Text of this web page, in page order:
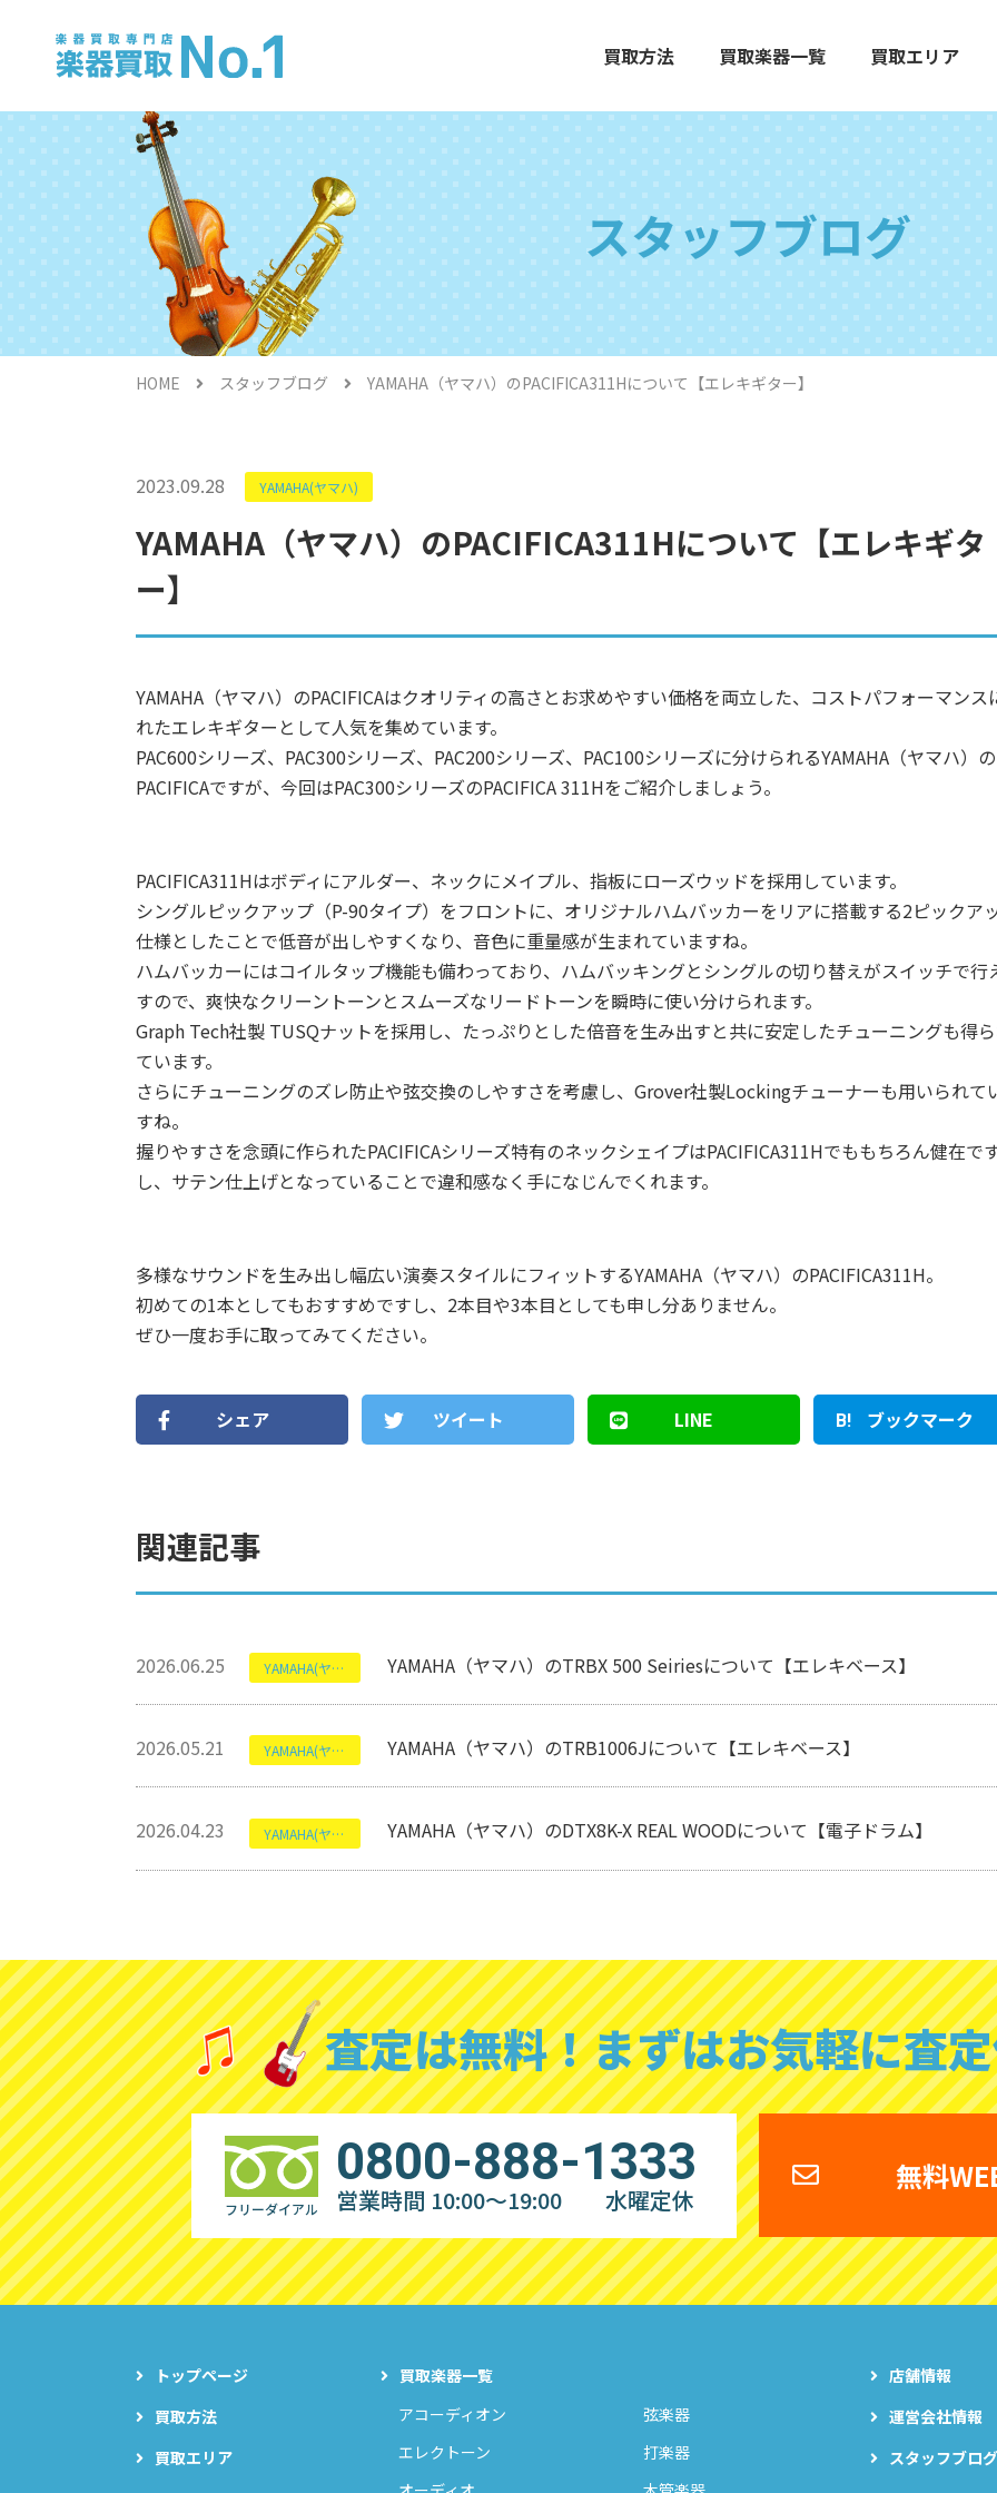
買取方法 買取楽器一覧 買取エリア
スタッフブログ
HOME スタッフブログ YAMAHA（ヤマハ）のPACIFICA311Hについて【エレキギター】
2023.09.28 YAMAHA(ヤマハ)
YAMAHA（ヤマハ）のPACIFICA311Hについて【エレキギタ
ー】
YAMAHA（ヤマハ）のPACIFICAはクオリティの高さとお求めやすい価格を両立した、コストパフォーマンス
れたエレキギターとして人気を集めています。
PAC600シリーズ、PAC300シリーズ、PAC200シリーズ、PAC100シリーズに分けられるYAMAHA（ヤマハ）の
PACIFICAですが、今回はPAC300シリーズのPACIFICA 311Hをご紹介しましょう。
PACIFICA311Hはボディにアルダー、ネックにメイプル、指板にローズウッドを採用しています。
シングルピックアップ（P-90タイプ）をフロントに、オリジナルハムバッカーをリアに搭載する2ピックア
仕様としたことで低音が出しやすくなり、音色に重量感が生まれていますね。
ハムバッカーにはコイルタップ機能も備わっており、ハムバッキングとシングルの切り替えがスイッチで行
すので、爽快なクリーントーンとスムーズなリードトーンを瞬時に使い分けられます。
Graph Tech社製 TUSQナットを採用し、たっぷりとした倍音を生み出すと共に安定したチューニングも得
ています。
さらにチューニングのズレ防止や弦交換のしやすさを考慮し、Grover社製Lockingチューナーも用いられて
すね。
握りやすさを念頭に作られたPACIFICAシリーズ特有のネックシェイプはPACIFICA311Hでももちろん健在で
し、サテン仕上げとなっていることで違和感なく手になじんでくれます。
多様なサウンドを生み出し幅広い演奏スタイルにフィットするYAMAHA（ヤマハ）のPACIFICA311H。
初めての1本としてもおすすめですし、2本目や3本目としても申し分ありません。
ぜひ一度お手に取ってみてください。
シェア ツイート LINE ブックマーク
関連記事
2026.06.25 YAMAHA(ヤマハ) YAMAHA（ヤマハ）のTRBX 500 Seiriesについて【エレキベース】
2026.05.21 YAMAHA(ヤマハ) YAMAHA（ヤマハ）のTRB1006Jについて【エレキベース】
2026.04.23 YAMAHA(ヤマハ) YAMAHA（ヤマハ）のDTX8K-X REAL WOODについて【電子ドラム】
査定は無料！まずはお気軽に査
フリーダイアル
0800-888-1333
営業時間 10:00～19:00 水曜定休
無料
トップページ
買取方法
買取エリア
買取楽器一覧
アコーディオン
エレクトーン
弦楽器
打楽器
店舗情報
運営会社情報
スタッフブログ